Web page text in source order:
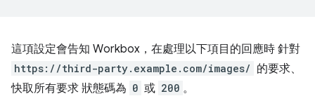
這項設定會告知 Workbox，在處理以下項目的回應時 針對
https://third-party.example.com/images/ 的要求、
快取所有要求 狀態碼為 0 或 200 。